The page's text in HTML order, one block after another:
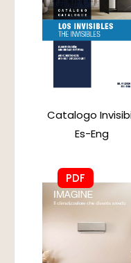
Catalogo
Es-Eng
PDF